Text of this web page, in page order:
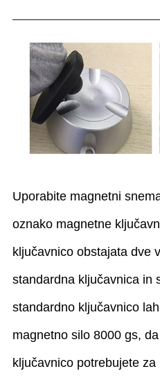
Uporabite magnetni
oznako magnetne
ključavnico obstajata dve
standardna ključavnica in
standardno ključavnico
magnetno silo 8000 gs,
ključavnico potrebujete